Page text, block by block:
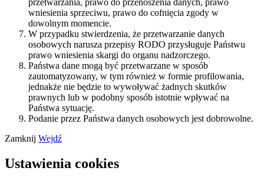
przetwarzania, prawo do przenoszenia danych, prawo
wniesienia sprzeciwu, prawo do cofnięcia zgody w
dowolnym momencie.
W przypadku stwierdzenia, że przetwarzanie danych
osobowych narusza przepisy RODO przysługuje Państwu
prawo wniesienia skargi do organu nadzorczego.
Państwa dane mogą być przetwarzane w sposób
zautomatyzowany, w tym również w formie profilowania,
jednakże nie będzie to wywoływać żadnych skutków
prawnych lub w podobny sposób istotnie wpływać na
Państwa sytuację.
Podanie przez Państwa danych osobowych jest dobrowolne.
Zamknij Wejdź
Ustawienia cookies